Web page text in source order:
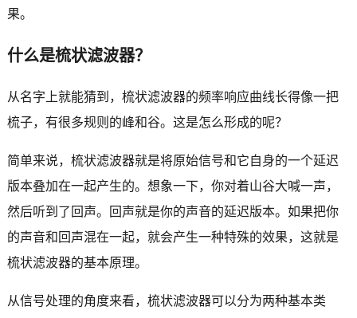
果。
什么是梳状滤波器？
从名字上就能猜到，梳状滤波器的频率响应曲线长得像一把
梳子，有很多规则的峰和谷。这是怎么形成的呢？
简单来说，梳状滤波器就是将原始信号和它自身的一个延迟
版本叠加在一起产生的。想象一下，你对着山谷大喊一声，
然后听到了回声。回声就是你的声音的延迟版本。如果把你
的声音和回声混在一起，就会产生一种特殊的效果，这就是
梳状滤波器的基本原理。
从信号处理的角度来看，梳状滤波器可以分为两种基本类